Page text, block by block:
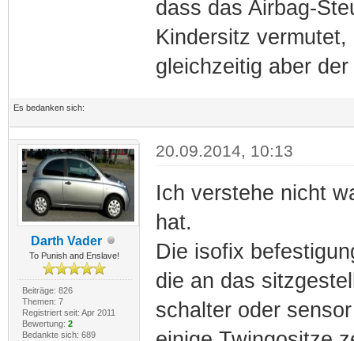
dass das Airbag-
Kindersitz vermutet,
gleichzeitig aber
Es bedanken sich:
Darth Vader
To Punish and Enslave!
Beiträge: 826
Themen: 7
Registriert seit: Apr 2011
Bewertung: 2
Bedankte sich: 689
20.09.2014, 10:13
Ich verstehe nicht
hat.
Die isofix
die an das
schalter oder